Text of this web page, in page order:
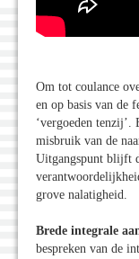
Om tot coulance
en op basis van de
‘vergoeden tenzij’.
misbruik van de
Uitgangspunt blijft
grove nalatigheid.
Brede integrale
bespreken van de